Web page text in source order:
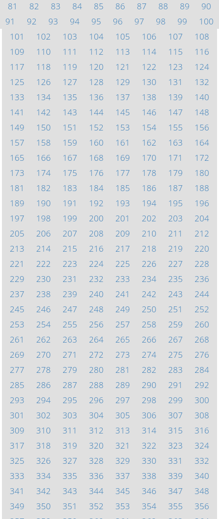
81
82 83 84 85 86 87 88 89
90
91
92 93 94 95 96 97 98 99
100
101
102 103 104 105 106 107
108
109
110 111 112 113 114 115
116
117
118 119 120 121 122 123
124
125
126 127 128 129 130 131
132
133
134 135 136 137 138 139
140
141
142 143 144 145 146 147
148
149
150 151 152 153 154 155
156
157
158 159 160 161 162 163
164
165
166 167 168 169 170 171
172
173
174 175 176 177 178 179
180
181
182 183 184 185 186 187
188
189
190 191 192 193 194 195
196
197
198 199 200 201 202 203
204
205
206 207 208 209 210 211
212
213
214 215 216 217 218 219
220
221
222 223 224 225 226 227
228
229
230 231 232 233 234 235
236
237
238 239 240 241 242 243
244
245
246 247 248 249 250 251
252
253
254 255 256 257 258 259
260
261
262 263 264 265 266 267
268
269
270 271 272 273 274 275
276
277
278 279 280 281 282 283
284
285
286 287 288 289 290 291
292
293
294 295 296 297 298 299
300
301
302 303 304 305 306 307
308
309
310 311 312 313 314 315
316
317
318 319 320 321 322 323
324
325
326 327 328 329 330 331
332
333
334 335 336 337 338 339
340
341
342 343 344 345 346 347
348
349
350 351 352 353 354 355
356